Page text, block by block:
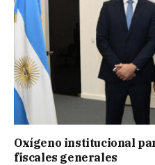
Oxígeno institucional
fiscales generales